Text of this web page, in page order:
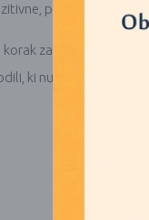
pri tem pa
korak za korakom
ki nudijo več